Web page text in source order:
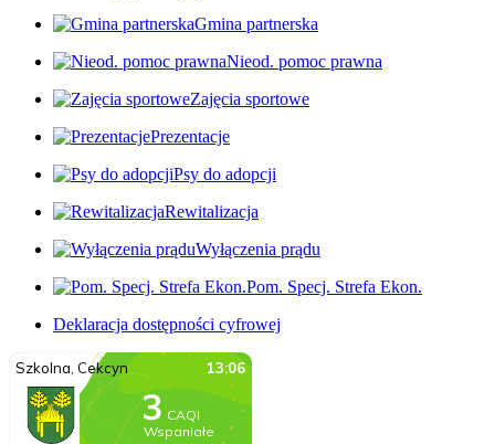
Gmina partnerska
Nieod. pomoc prawna
Zajęcia sportowe
Prezentacje
Psy do adopcji
Rewitalizacja
Wyłączenia prądu
Pom. Specj. Strefa Ekon.
Deklaracja dostępności cyfrowej